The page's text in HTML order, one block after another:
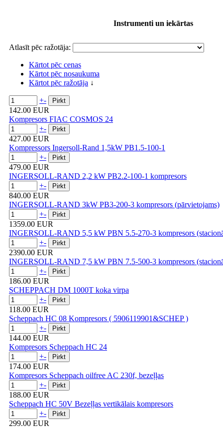
Instrumenti un iekārtas
Atlasīt pēc ražotāja:
Kārtot pēc cenas
Kārtot pēc nosaukuma
Kārtot pēc ražotāja ↓
+-
142.00 EUR
Kompresors FIAC COSMOS 24
+-
427.00 EUR
Kompressors Ingersoll-Rand 1,5kW PB1.5-100-1
+-
479.00 EUR
INGERSOLL-RAND 2,2 kW PB2.2-100-1 kompresors
+-
840.00 EUR
INGERSOLL-RAND 3kW PB3-200-3 kompresors (pārvietojams)
+-
1359.00 EUR
INGERSOLL-RAND 5,5 kW PBN 5.5-270-3 kompresors
+-
2390.00 EUR
INGERSOLL-RAND 7,5 kW PBN 7.5-500-3 kompresors
+-
186.00 EUR
SCHEPPACH DM 1000T koka virpa
+-
118.00 EUR
Scheppach HC 08 Kompresors ( 5906119901&SCHEP )
+-
144.00 EUR
Kompresors Scheppach HC 24
+-
174.00 EUR
Kompresors Scheppach oilfree AC 230f, bezeļļas
+-
188.00 EUR
Scheppach HC 50V Bezeļļas vertikālais kompresors
+-
299.00 EUR